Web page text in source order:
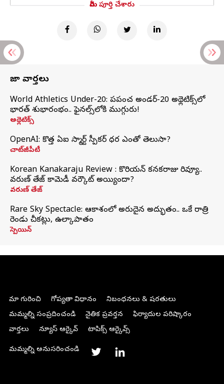
మీరు పూర్తి చేశారు
తాజా వార్తలు
World Athletics Under-20: ప్రపంచ అండర్-20 అథ్లెటిక్స్‌లో
భారత్‌ శుభారంభం.. ఫైనల్స్‌లోకి ముగ్గురు!
అథ్లెటిక్స్
OpenAI: కొత్త ఏఐ స్మార్ట్ స్పీకర్ ధర ఎంతో తెలుసా?
చాట్‌జీపీటీ
Korean Kanakaraju Review : కొరియన్ కనకరాజు రివ్యూ..
వరుణ్ తేజ్ కామెడీ వర్కౌట్ అయ్యిందా?
వరుణ్ తేజ్
Rare Sky Spectacle: ఆకాశంలో అరుదైన అద్భుతం.. ఒకే రాత్రి
రెండు చీకట్లు, ఉల్కాపాతం
స్పెయిన్
మా గురించి గోప్యతా విధానం
నిబంధనలు & షరతులు
మమ్మల్ని సంప్రదించండి
నైతిక ప్రవర్తన
ఫిర్యాదుల పరిష్కారం
వార్తలు
న్యూస్ ఆర్కైవ్ టాపిక్స్ ఆర్కైవ్స్
మమ్మల్ని అనుసరించండి